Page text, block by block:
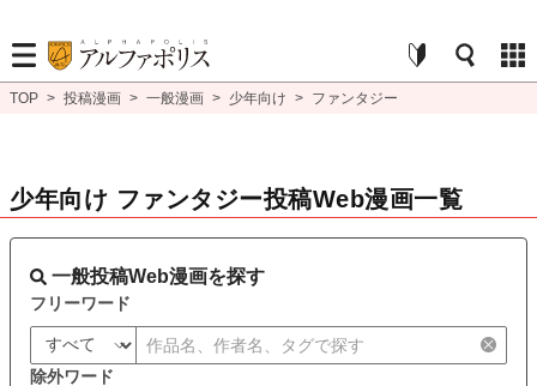
TOP > 投稿漫画 > 一般漫画 > 少年向け > ファンタジー
少年向け ファンタジー投稿Web漫画一覧
一般投稿Web漫画を探す
フリーワード
除外ワード